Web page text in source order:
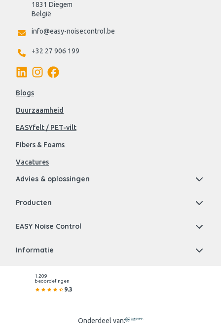
1831 Diegem
België
info@easy-noisecontrol.be
+32 27 906 199
Blogs
Duurzaamheid
EASYfelt / PET-vilt
Fibers & Foams
Vacatures
Advies & oplossingen
Producten
EASY Noise Control
Informatie
1.209
beoordelingen
9.3
Onderdeel van: